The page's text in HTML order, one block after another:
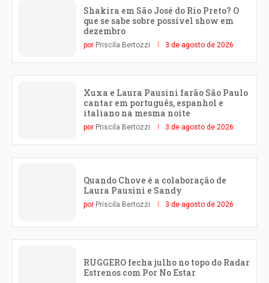
Shakira em São José do Rio Preto? O
que se sabe sobre possível show em
dezembro
por Priscila Bertozzi 3 de agosto de 2026
Xuxa e Laura Pausini farão São Paulo
cantar em português, espanhol e
italiano na mesma noite
por Priscila Bertozzi 3 de agosto de 2026
Quando Chove é a colaboração de
Laura Pausini e Sandy
por Priscila Bertozzi 3 de agosto de 2026
RUGGERO fecha julho no topo do Radar
Estrenos com Por No Estar